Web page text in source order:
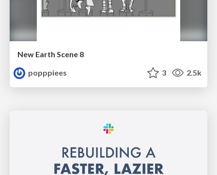
New Earth Scene 8
popppiees
3 2.5k